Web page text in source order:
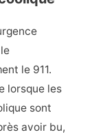
le 911.
lorsque les
sont
avoir bu,